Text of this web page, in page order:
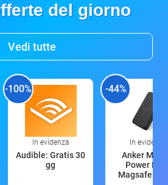
del giorno
Vedi tutte
-100%
In evidenza
Audible: Gratis 30
gg
-44%
In evidenza
Anker
Power
Magsafe